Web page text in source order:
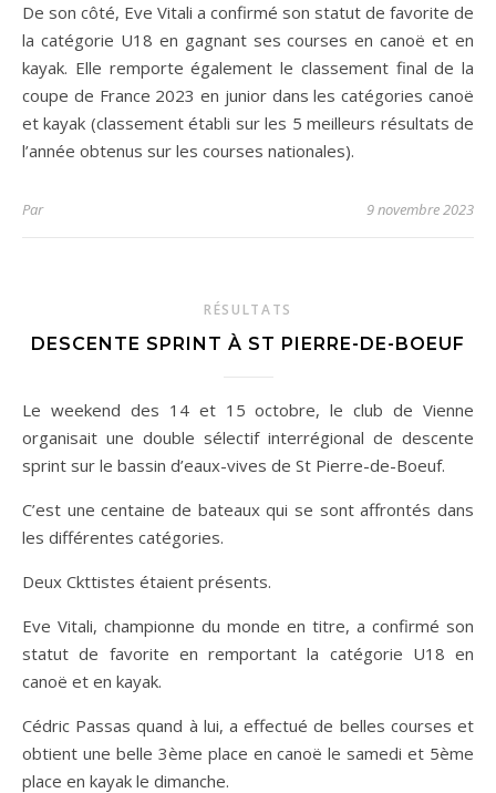
De son côté, Eve Vitali a confirmé son statut de favorite de
la catégorie U18 en gagnant ses courses en canoë et en
kayak. Elle remporte également le classement final de la
coupe de France 2023 en junior dans les catégories canoë
et kayak (classement établi sur les 5 meilleurs résultats de
l’année obtenus sur les courses nationales).
Par 9 novembre 2023
RÉSULTATS
DESCENTE SPRINT À ST PIERRE-DE-BOEUF
Le weekend des 14 et 15 octobre, le club de Vienne
organisait une double sélectif interrégional de descente
sprint sur le bassin d’eaux-vives de St Pierre-de-Boeuf.
C’est une centaine de bateaux qui se sont affrontés dans
les différentes catégories.
Deux Ckttistes étaient présents.
Eve Vitali, championne du monde en titre, a confirmé son
statut de favorite en remportant la catégorie U18 en
canoë et en kayak.
Cédric Passas quand à lui, a effectué de belles courses et
obtient une belle 3ème place en canoë le samedi et 5ème
place en kayak le dimanche.